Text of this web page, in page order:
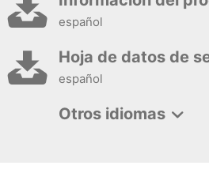
español
Hoja de datos de
español
Otros idiomas